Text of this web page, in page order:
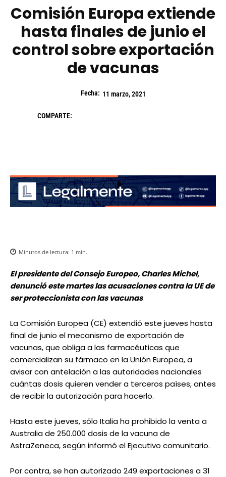
Comisión Europa extiende
hasta finales de junio el
control sobre exportación
de vacunas
Fecha: 11 marzo, 2021
COMPARTE:
Minutos de lectura: 1 min.
El presidente del Consejo Europeo, Charles Michel,
denunció este martes las acusaciones contra la UE de
ser proteccionista con las vacunas
La Comisión Europea (CE) extendió este jueves hasta
final de junio el mecanismo de exportación de
vacunas, que obliga a las farmacéuticas que
comercializan su fármaco en la Unión Europea, a
avisar con antelación a las autoridades nacionales
cuántas dosis quieren vender a terceros países, antes
de recibir la autorización para hacerlo.
Hasta este jueves, sólo Italia ha prohibido la venta a
Australia de 250.000 dosis de la vacuna de
AstraZeneca, según informó el Ejecutivo comunitario.
Por contra, se han autorizado 249 exportaciones a 31